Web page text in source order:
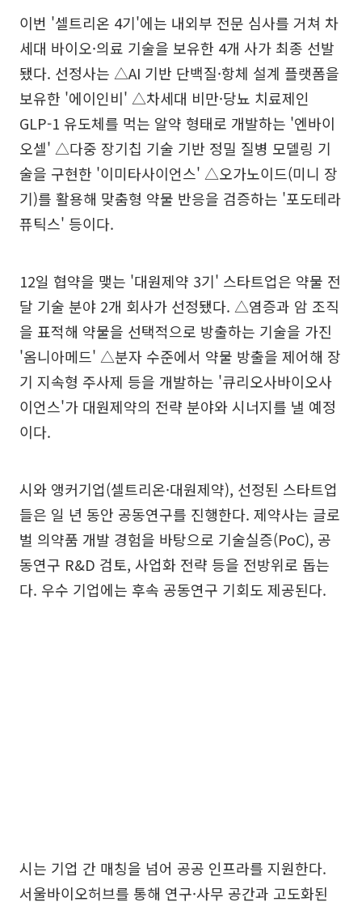
이번 '셀트리온 4기'에는 내외부 전문 심사를 거쳐 차
세대 바이오·의료 기술을 보유한 4개 사가 최종 선발
됐다. 선정사는 △AI 기반 단백질·항체 설계 플랫폼을
보유한 '에이인비' △차세대 비만·당뇨 치료제인
GLP-1 유도체를 먹는 알약 형태로 개발하는 '엔바이
오셀' △다중 장기칩 기술 기반 정밀 질병 모델링 기
술을 구현한 '이미타사이언스' △오가노이드(미니 장
기)를 활용해 맞춤형 약물 반응을 검증하는 '포도테라
퓨틱스' 등이다.
12일 협약을 맺는 '대원제약 3기' 스타트업은 약물 전
달 기술 분야 2개 회사가 선정됐다. △염증과 암 조직
을 표적해 약물을 선택적으로 방출하는 기술을 가진
'옴니아메드' △분자 수준에서 약물 방출을 제어해 장
기 지속형 주사제 등을 개발하는 '큐리오사바이오사
이언스'가 대원제약의 전략 분야와 시너지를 낼 예정
이다.
시와 앵커기업(셀트리온·대원제약), 선정된 스타트업
들은 일 년 동안 공동연구를 진행한다. 제약사는 글로
벌 의약품 개발 경험을 바탕으로 기술실증(PoC), 공
동연구 R&D 검토, 사업화 전략 등을 전방위로 돕는
다. 우수 기업에는 후속 공동연구 기회도 제공된다.
시는 기업 간 매칭을 넘어 공공 인프라를 지원한다.
서울바이오허브를 통해 연구·사무 공간과 고도화된